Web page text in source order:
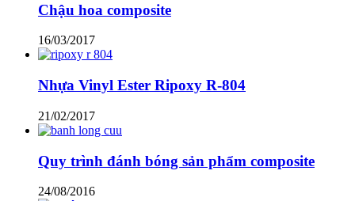
Chậu hoa composite
16/03/2017
Nhựa Vinyl Ester Ripoxy R-804
21/02/2017
Quy trình đánh bóng sản phẩm composite
24/08/2016